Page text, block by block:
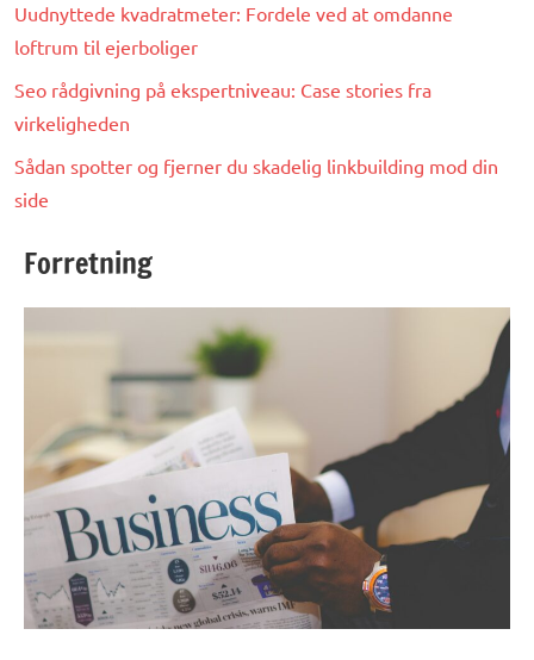
Uudnyttede kvadratmeter: Fordele ved at omdanne
loftrum til ejerboliger
Seo rådgivning på ekspertniveau: Case stories fra
virkeligheden
Sådan spotter og fjerner du skadelig linkbuilding mod din
side
Forretning